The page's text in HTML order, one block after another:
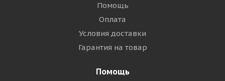
Помощь
Оплата
Условия доставки
Гарантия на товар
Помощь